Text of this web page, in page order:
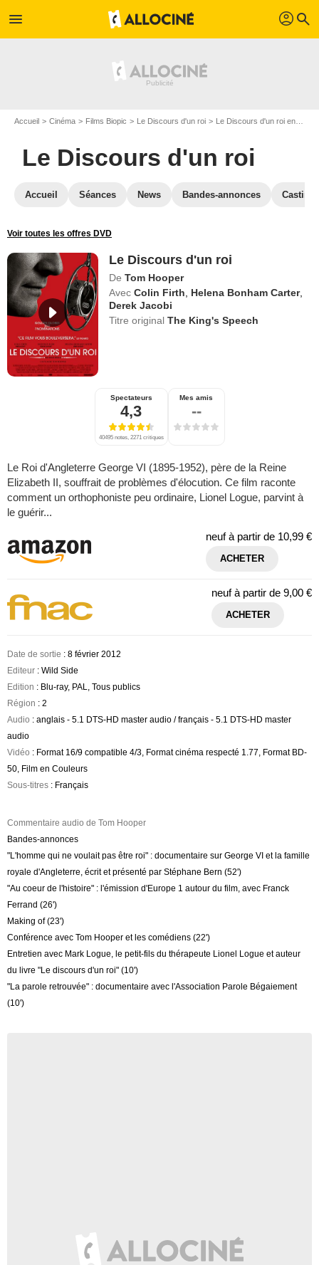
menu profil search
Accueil Cinéma Films Biopic Le Discours d'un roi Le Discours d'un roi en Blu Ray
Le Discours d'un roi
Accueil Séances News Bandes-annonces Casting
Voir toutes les offres DVD
Le Discours d'un roi
De Tom Hooper
Avec Colin Firth Helena Bonham Carter,
Derek Jacobi
Titre originalThe King's Speech
Spectateurs
4,3
40495 notes, 2271 critiques
Mes amis
--
Le Roi d'Angleterre George VI (1895-1952), père de la Reine
Elizabeth II, souffrait de problèmes d'élocution. Ce film raconte
comment un orthophoniste peu ordinaire, Lionel Logue, parvint à
le guérir...
neuf à partir de 10,99 €
ACHETER
neuf à partir de 9,00 €
ACHETER
Date de sortie : 8 février 2012
Editeur : Wild Side
Edition : Blu-ray, PAL, Tous publics
Région : 2
Audio : anglais - 5.1 DTS-HD master audio / français - 5.1 DTS-HD master
audio
Vidéo : Format 16/9 compatible 4/3, Format cinéma respecté 1.77, Format BD-
50, Film en Couleurs
Sous-titres : Français
Commentaire audio de Tom Hooper
Bandes-annonces
"L'homme qui ne voulait pas être roi" : documentaire sur George VI et la famille
royale d'Angleterre, écrit et présenté par Stéphane Bern (52')
"Au coeur de l'histoire" : l'émission d'Europe 1 autour du film, avec Franck
Ferrand (26')
Making of (23')
Conférence avec Tom Hooper et les comédiens (22')
Entretien avec Mark Logue, le petit-fils du thérapeute Lionel Logue et auteur
du livre "Le discours d'un roi" (10')
"La parole retrouvée" : documentaire avec l'Association Parole Bégaiement
(10')